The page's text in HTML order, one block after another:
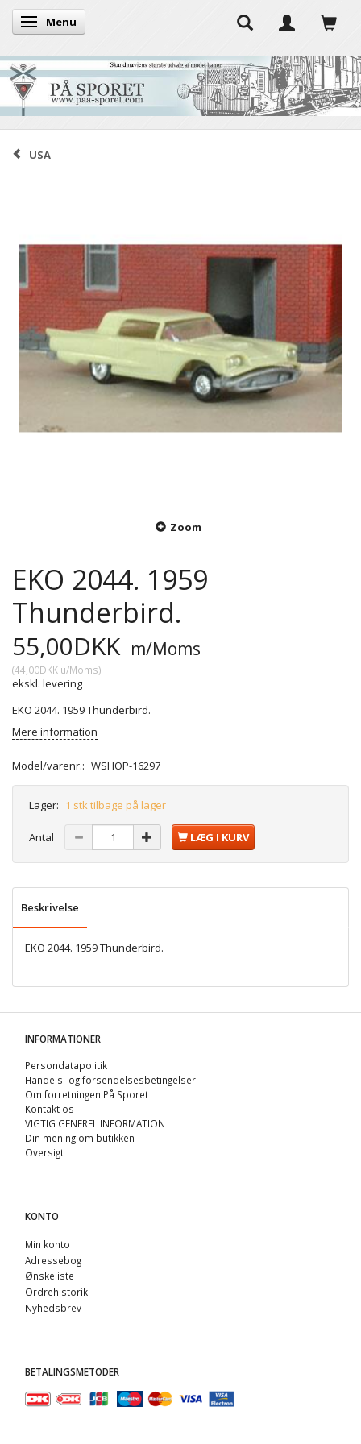
Skifte navigation
Menu
USA
Zoom
EKO 2044. 1959
Thunderbird.
55,00DKK m/Moms
(44,00DKK u/Moms)
ekskl. levering
EKO 2044. 1959 Thunderbird.
Mere information
Model/varenr.: WSHOP-16297
Lager: 1 stk tilbage på lager
Antal LÆG I KURV
Beskrivelse
EKO 2044. 1959 Thunderbird.
INFORMATIONER
Persondatapolitik
Handels- og forsendelsesbetingelser
Om forretningen På Sporet
Kontakt os
VIGTIG GENEREL INFORMATION
Din mening om butikken
Oversigt
KONTO
Min konto
Adressebog
Ønskeliste
Ordrehistorik
Nyhedsbrev
BETALINGSMETODER